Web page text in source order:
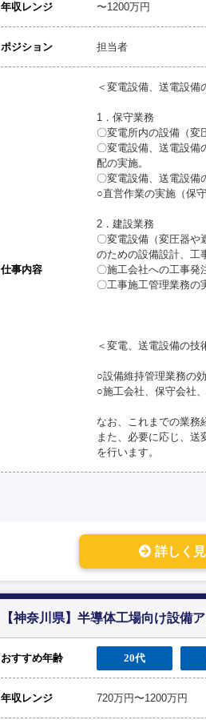
年収レンジ 〜1200万円
ポジション 担当者
仕事内容
＜変電設備、送電設備
1．保守業務
〇変電所内の設備（変
〇変電設備、送電設備
配の実施。
〇変電設備、送電設備
○直営作業の実施（保
2．建設業務
〇変電設備（変圧器や
のための設備設計、工
〇施工会社への工事発
〇工事施工管理業務の
＜変電、送電設備の技
○設備維持管理業務の
○施工会社、保守会社
なお、これまでの業務
また、必要に応じ、送
を行います。
詳しく
【神奈川県】半導体工場向け設備
おすすめ年齢 20代
年収レンジ 720万円〜1200万円